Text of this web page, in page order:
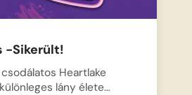
-Sikerült!
Heartlake
lány élete…